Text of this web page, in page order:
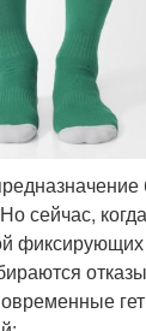
сейчас,